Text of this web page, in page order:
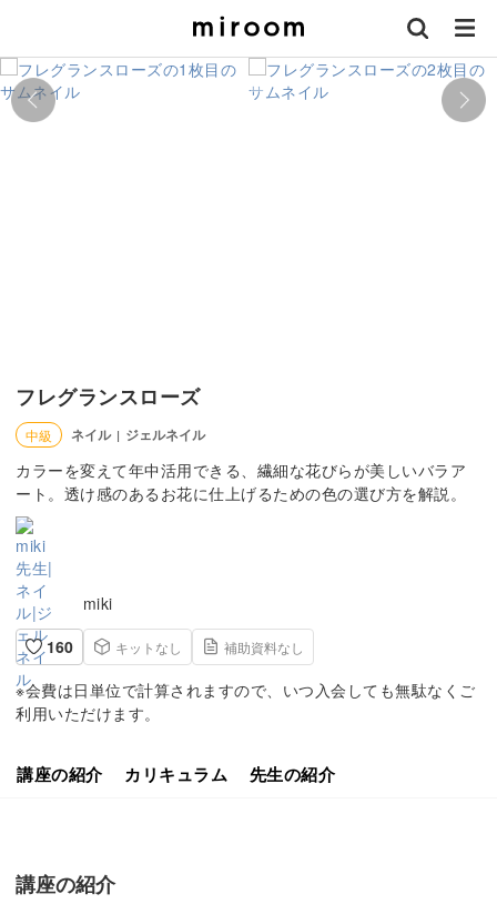
フレグランスローズ
中級 ネイル | ジェルネイル
カラーを変えて年中活用できる、繊細な花びらが美しいバラア
ート。透け感のあるお花に仕上げるための色の選び方を解説。
miki
160
キットなし 補助資料なし
※会費は日単位で計算されますので、いつ入会しても無駄なくご
利用いただけます。
講座の紹介 カリキュラム 先生の紹介
講座の紹介